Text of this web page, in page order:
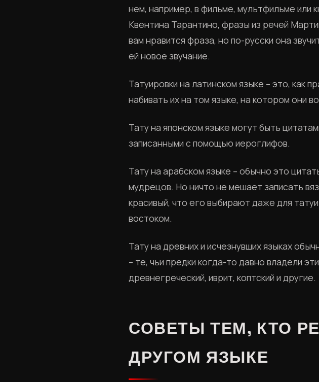
нем, например, в фильме, мультфильме или
Квентина Тарантино, фразы из речей
вам нравится фраза, но по-русски она
ей новое звучание.
Татуировки на латинском языке – это, как
набивать их на том языке, на котором они
Тату на японском языке могут быть
записанными с помощью иероглифов.
Тату на арабском языке – обычно это
мудрецов. Но ничто не мешает записать
красивый, что его выбирают даже для
востоком.
Тату на древних и исчезнувших языках
– те, чьи предки когда-то давно владели
древнегреческий, иврит, коптский и другие.
СОВЕТЫ ТЕМ, КТО
ДРУГОМ ЯЗЫКЕ